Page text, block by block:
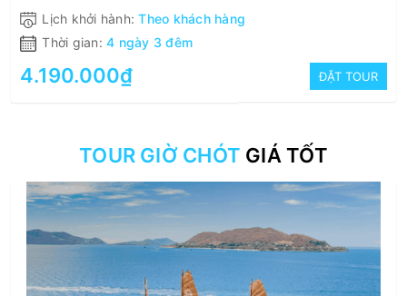
Lịch khởi hành:Theo khách hàng
Thời gian: 4 ngày 3 đêm
4.190.000₫ ĐẶT TOUR
TOUR GIỜ CHÓT GIÁ TỐT